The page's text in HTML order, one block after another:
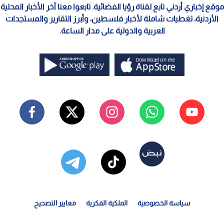
موقع إخباري أردني تابع لقناة رؤيا الفضائية. تابعوا معنا آخر الأخبار المحلية
الأردنية، تغطيات شاملة لأخبار فلسطين، وأبرز التقارير والمستجدات
العربية والدولية على مدار الساعة.
سياسة الخصوصية الملكية الفكرية معايير التصحيح